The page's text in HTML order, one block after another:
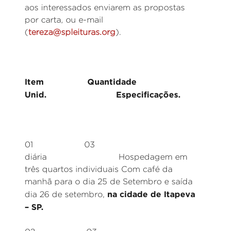
aos interessados enviarem as propostas
por carta, ou e-mail
(tereza@spleituras.org).
Item Quantidade
Unid. Especificações.
01 03
diária Hospedagem em
três quartos individuais Com café da
manhã para o dia 25 de Setembro e saída
dia 26 de setembro, na cidade de Itapeva
– SP.